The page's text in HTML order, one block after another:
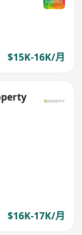
$15K-16K/月
$16K-17K/月